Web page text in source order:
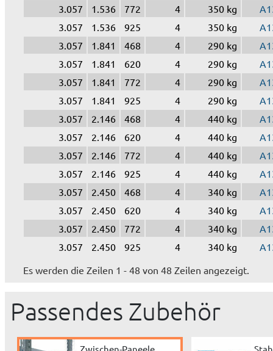
3.057
1.536 772 4 350 kg
3.057
1.536 925 4 350 kg
3.057
1.841 468 4 290 kg
3.057
1.841 620 4 290 kg
3.057
1.841 772 4 290 kg
3.057
1.841 925 4 290 kg
3.057
2.146 468 4 440 kg
3.057
2.146 620 4 440 kg
3.057
2.146 772 4 440 kg
3.057
2.146 925 4 440 kg
3.057
2.450 468 4 340 kg
3.057
2.450 620 4 340 kg
3.057
2.450 772 4 340 kg
3.057
2.450 925 4 340 kg
Es werden die Zeilen 1 - 48 von 48 Zeilen angezeigt.
Passendes Zubehör